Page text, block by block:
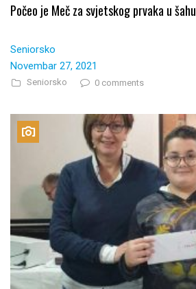
Počeo je Meč za svjetskog prvaka u šahu
Seniorsko
Novembar 27, 2021
Seniorsko 0 comments